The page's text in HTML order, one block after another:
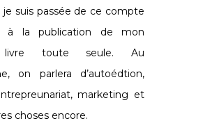
suis passée de ce compte
à la publication de mon
livre toute seule. Au
on parlera d’autoédtion,
marketing et
choses encore.